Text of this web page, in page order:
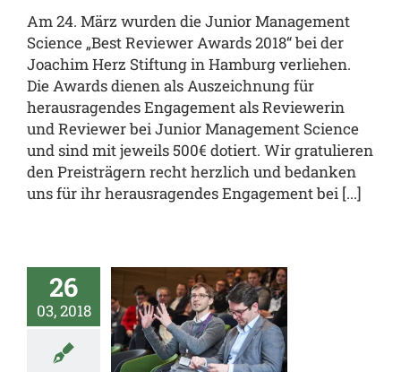
Am 24. März wurden die Junior Management
Science „Best Reviewer Awards 2018“ bei der
Joachim Herz Stiftung in Hamburg verliehen.
Die Awards dienen als Auszeichnung für
herausragendes Engagement als Reviewerin
und Reviewer bei Junior Management Science
und sind mit jeweils 500€ dotiert. Wir gratulieren
den Preisträgern recht herzlich und bedanken
uns für ihr herausragendes Engagement bei [...]
26
03, 2018
Junior